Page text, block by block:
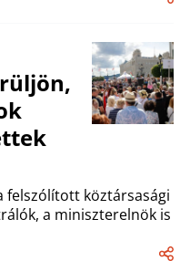
felszólított köztársasági
a miniszterelnök is